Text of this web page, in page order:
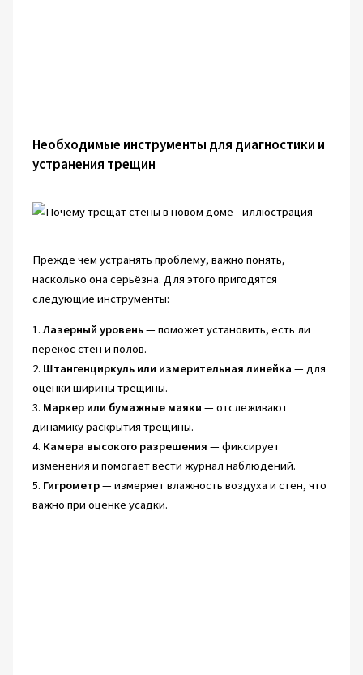
Необходимые инструменты для диагностики и
устранения трещин
Прежде чем устранять проблему, важно понять,
насколько она серьёзна. Для этого пригодятся
следующие инструменты:
1.Лазерный уровень— поможет установить, есть ли
перекос стен и полов.
2. Штангенциркуль или измерительная линейка — для
оценки ширины трещины.
3. Маркер или бумажные маяки — отслеживают
динамику раскрытия трещины.
4. Камера высокого разрешения — фиксирует
изменения и помогает вести журнал наблюдений.
5. Гигрометр— измеряет влажность воздуха и стен, что
важно при оценке усадки.